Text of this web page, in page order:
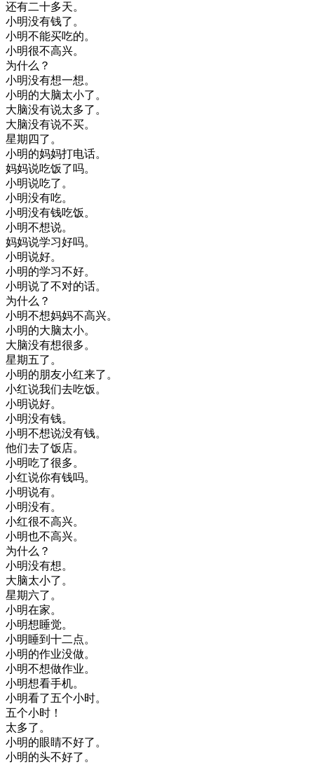
还有二十多天。
小明没有钱了。
小明不能买吃的。
小明很不高兴。
为什么 ？
小明没有想一想。
小明的大脑太小了。
大脑没有说太多了。
大脑没有说不买。
星期四了。
小明的妈妈打电话。
妈妈说吃饭了吗。
小明说吃了。
小明没有吃。
小明没有钱吃饭。
小明不想说。
妈妈说学习好吗。
小明说好。
小明的学习不好。
小明说了不对的话。
为什么 ？
小明不想妈妈不高兴。
小明的大脑太小。
大脑没有想很多。
星期五了。
小明的朋友小红来了。
小红说我们去吃饭。
小明说好。
小明没有钱。
小明不想说没有钱。
他们去了饭店。
小明吃了很多。
小红说你有钱吗。
小明说有。
小明没有。
小红很不高兴。
小明也不高兴。
为什么 ？
小明没有想。
大脑太小了。
星期六了。
小明在家。
小明想睡觉。
小明睡到 十二点。
小明的作业没做。
小明不想做作业。
小明想看手机。
小明看了五个小时。
五个小时 ！
太多了。
小明的眼睛不好了。
小明的头不好了。